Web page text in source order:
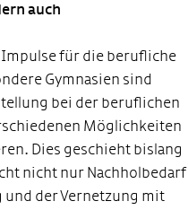
auch
Impulse für die berufliche
Gymnasien sind
bei der beruflichen
Möglichkeiten
Dies geschieht bislang
nicht nur Nachholbedarf
der Vernetzung mit